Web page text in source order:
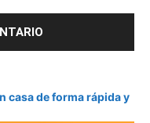
casa de forma rápida y